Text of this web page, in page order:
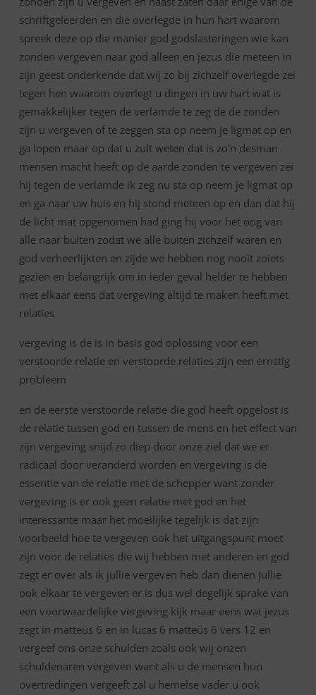
schriftgeleerden en die overlegde in hun hart waarom
spreek deze op die manier god godslasteringen wie kan
zonden vergeven naar god alleen en jezus die meteen in
zijn geest onderkende dat wij zo bij zichzelf overlegde zei
tegen hen waarom overlegt u dingen in uw hart wat is
gemakkelijker tegen de verlamde te zeg de de zonden
zijn u vergeven of te zeggen sta op neem je ligmat op en
ga lopen maar op dat u zult weten dat is zo’n desman
mensen macht heeft op de aarde zonden te vergeven zei
hij tegen de verlamde ik zeg nu sta op neem je ligmat op
en ga naar uw huis en hij stond meteen op en dan dat hij
de licht mat opgenomen had ging hij voor het oog van
alle naar buiten zodat we alle buiten zichzelf waren en
god verheerlijkten en zijde we hebben nog nooit zoiets
gezien en belangrijk om in ieder geval helder te hebben
met elkaar eens dat vergeving altijd te maken heeft met
relaties
vergeving is de is in basis god oplossing voor een
verstoorde relatie en verstoorde relaties zijn een ernstig
probleem
en de eerste verstoorde relatie die god heeft opgelost is
de relatie tussen god en tussen de mens en het effect van
zijn vergeving snijd zo diep door onze ziel dat we er
radicaal door veranderd worden en vergeving is de
essentie van de relatie met de schepper want zonder
vergeving is er ook geen relatie met god en het
interessante maar het moeilijke tegelijk is dat zijn
voorbeeld hoe te vergeven ook het uitgangspunt moet
zijn voor de relaties die wij hebben met anderen en god
zegt er over als ik jullie vergeven heb dan dienen jullie
ook elkaar te vergeven er is dus wel degelijk sprake van
een voorwaardelijke vergeving kijk maar eens wat jezus
zegt in matteüs 6 en in lucas 6 matteüs 6 vers 12 en
vergeef ons onze schulden zoals ook wij onzen
schuldenaren vergeven want als u de mensen hun
overtredingen vergeeft zal u hemelse vader u ook